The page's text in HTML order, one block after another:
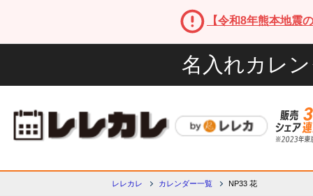
【令和8年熊本地震
名入れカレ
レレカレ カレンダー一覧 NP33 花